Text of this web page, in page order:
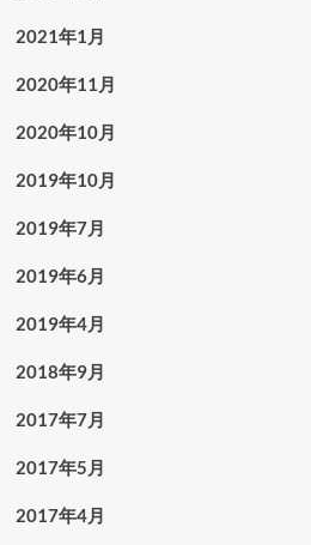
2021年1月
2020年11月
2020年10月
2019年10月
2019年7月
2019年6月
2019年4月
2018年9月
2017年7月
2017年5月
2017年4月